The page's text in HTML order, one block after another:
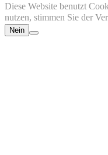
Diese Website benutzt
nutzen, stimmen Sie der
Nein